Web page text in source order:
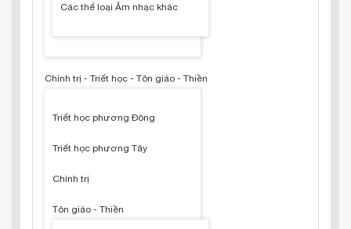
Các thể loại Âm nhạc khác
Chính trị - Triết học - Tôn giáo - Thiền
Triết học phương Đông
Triết học phương Tây
Chính trị
Tôn giáo - Thiền